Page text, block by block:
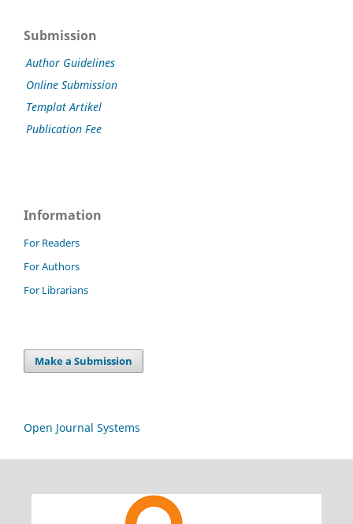
Submission
Author Guidelines
Online Submission
Templat Artikel
Publication Fee
Information
For Readers
For Authors
For Librarians
Make a Submission
Open Journal Systems